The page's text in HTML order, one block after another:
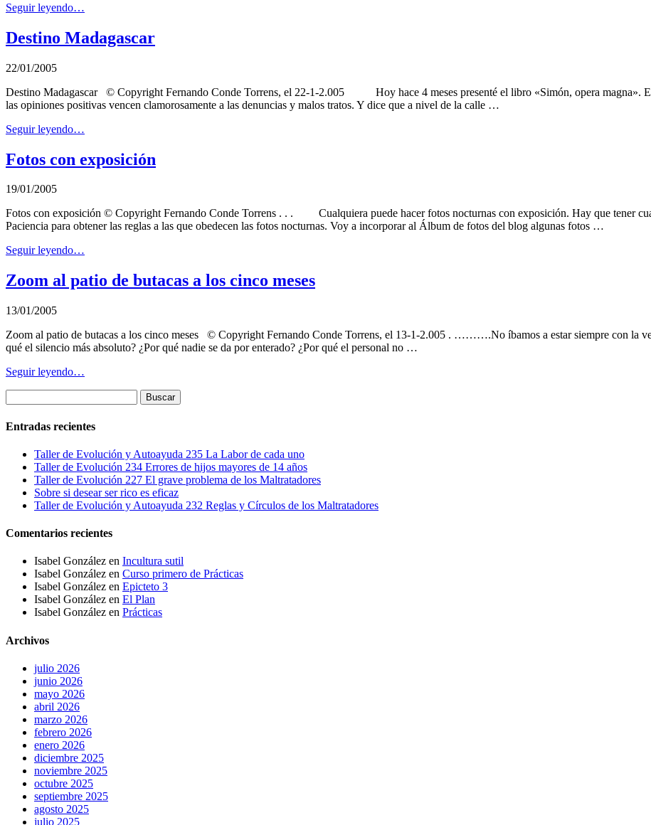
Seguir leyendo…
Destino Madagascar
22/01/2005
Destino Madagascar © Copyright Fernando Conde Torrens, el 22-1-2.005 Hoy hace 4 meses presenté el libro «Simón, opera magna».
las opiniones positivas vencen clamorosamente a las denuncias y malos tratos. Y dice que a nivel de la calle …
Seguir leyendo…
Fotos con exposición
19/01/2005
Fotos con exposición © Copyright Fernando Conde Torrens . . . Cualquiera puede hacer fotos nocturnas con exposición. Hay que tener
Paciencia para obtener las reglas a las que obedecen las fotos nocturnas. Voy a incorporar al Álbum de fotos del blog algunas fotos …
Seguir leyendo…
Zoom al patio de butacas a los cinco meses
13/01/2005
Zoom al patio de butacas a los cinco meses © Copyright Fernando Conde Torrens, el 13-1-2.005 . ……….No íbamos a estar siempre con la
qué el silencio más absoluto? ¿Por qué nadie se da por enterado? ¿Por qué el personal no …
Seguir leyendo…
Entradas recientes
Taller de Evolución y Autoayuda 235 La Labor de cada uno
Taller de Evolución 234 Errores de hijos mayores de 14 años
Taller de Evolución 227 El grave problema de los Maltratadores
Sobre si desear ser rico es eficaz
Taller de Evolución y Autoayuda 232 Reglas y Círculos de los Maltratadores
Comentarios recientes
Isabel González en Incultura sutil
Isabel González en Curso primero de Prácticas
Isabel González en Epicteto 3
Isabel González en El Plan
Isabel González en Prácticas
Archivos
julio 2026
junio 2026
mayo 2026
abril 2026
marzo 2026
febrero 2026
enero 2026
diciembre 2025
noviembre 2025
octubre 2025
septiembre 2025
agosto 2025
julio 2025